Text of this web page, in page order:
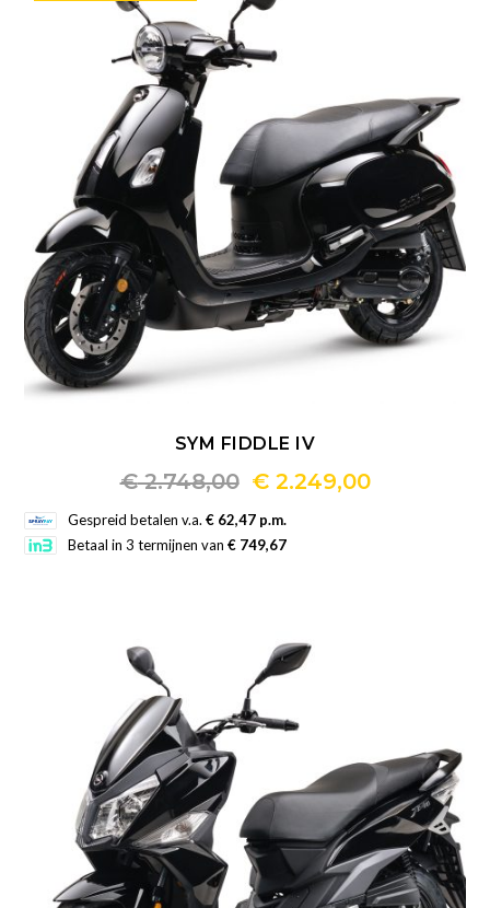
optie
kan
gekozen
op
de
productpagina
SYM FIDDLE IV
€2.748,00 Oorspronkelijke
prijs
was:
€2.249,00Huidige
Dit
product
Deze
optie
kan
op
de
productpagina
Gespreid betalen v.a.€ 62,47 p.m.
Betaal in 3 termijnen van€ 749,67